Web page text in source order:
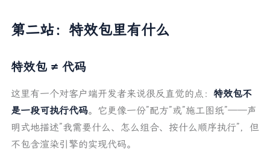
第二站：特效包里有什么
特效包 ≠ 代码
这里有一个对客户端开发者来说很反直觉的点： 特效包不
是一段可执行代码。它更像一份”配方”或”施工图纸”——声
明式地描述”我需要什么、怎么组合、按什么顺序执行”，但
不包含渲染引擎的实现代码。